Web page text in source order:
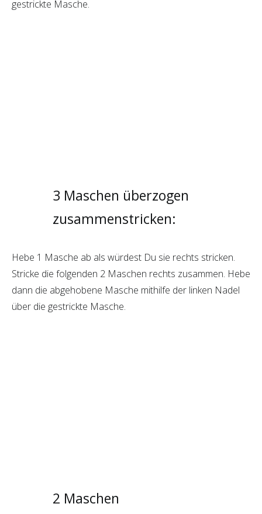
gestrickte Masche.
3 Maschen überzogen
zusammenstricken:
Hebe 1 Masche ab als würdest Du sie rechts stricken.
Stricke die folgenden 2 Maschen rechts zusammen. Hebe
dann die abgehobene Masche mithilfe der linken Nadel
über die gestrickte Masche.
2 Maschen